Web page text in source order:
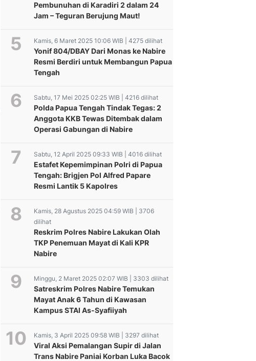
Pembunuhan di Karadiri 2 dalam 24
Jam – Teguran Berujung Maut!
Kamis, 6 Maret 2025 10:06 WIB | 4275 dilihat
Yonif 804/DBAY Dari Monas ke Nabire
Resmi Berdiri untuk Membangun Papua
Tengah
Sabtu, 17 Mei 2025 02:25 WIB | 4216 dilihat
Polda Papua Tengah Tindak Tegas: 2
Anggota KKB Tewas Ditembak dalam
Operasi Gabungan di Nabire
Sabtu, 12 April 2025 09:33 WIB | 4016 dilihat
Estafet Kepemimpinan Polri di Papua
Tengah: Brigjen Pol Alfred Papare
Resmi Lantik 5 Kapolres
Kamis, 28 Agustus 2025 04:59 WIB | 3706
dilihat
Reskrim Polres Nabire Lakukan Olah
TKP Penemuan Mayat di Kali KPR
Nabire
Minggu, 2 Maret 2025 02:07 WIB | 3303 dilihat
Satreskrim Polres Nabire Temukan
Mayat Anak 6 Tahun di Kawasan
Kampus STAI As-Syafiiyah
Kamis, 3 April 2025 09:58 WIB | 3297 dilihat
Viral Aksi Pemalangan Supir di Jalan
Trans Nabire Paniai Korban Luka Bacok
“Polres Nabire
Berusaha
Seorang Remaja yang
Melkisedek Rumawi